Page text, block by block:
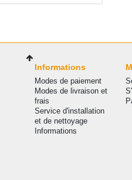
Informations
Modes de paiement
Modes de livraison et
frais
Service d'installation
et de nettoyage
Informations